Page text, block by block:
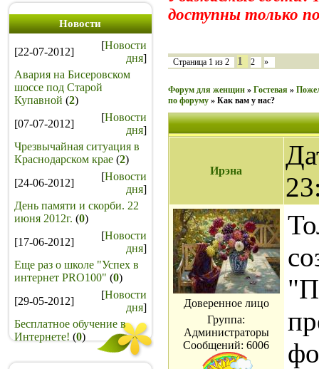
Новости
[22-07-2012]
[Новости
дня]
Авария на Бисеровском
шоссе под Старой
Купавной (2)
[07-07-2012]
[Новости
дня]
Чрезвычайная ситуация в
Краснодарском крае (2)
[24-06-2012]
[Новости
дня]
День памяти и скорби. 22
июня 2012г. (0)
[17-06-2012]
[Новости
дня]
Еще раз о школе "Успех в
интернет PRO100" (0)
[29-05-2012]
[Новости
дня]
Бесплатное обучение в
Интернете! (0)
доступны только
Страница 1 из 2 1 2 »
Форум для женщин » Гостевая »
по форуму » Как вам у нас?
Ирэна
Доверенное лицо
Группа:
Администраторы
Сообщений:6006